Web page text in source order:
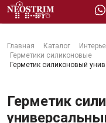
Главная Каталог
Герметики силиконовые
Герметик силиконовый
Герметик